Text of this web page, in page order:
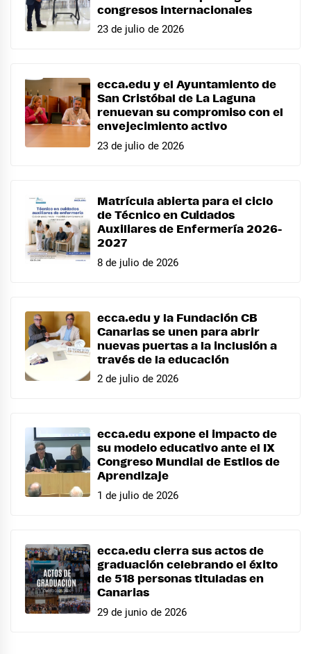
congresos internacionales
23 de julio de 2026
ecca.edu y el Ayuntamiento de
San Cristóbal de La Laguna
renuevan su compromiso con el
envejecimiento activo
23 de julio de 2026
Matrícula abierta para el ciclo
de Técnico en Cuidados
Auxiliares de Enfermería 2026-
2027
8 de julio de 2026
ecca.edu y la Fundación CB
Canarias se unen para abrir
nuevas puertas a la inclusión a
través de la educación
2 de julio de 2026
ecca.edu expone el impacto de
su modelo educativo ante el IX
Congreso Mundial de Estilos de
Aprendizaje
1 de julio de 2026
ecca.edu cierra sus actos de
graduación celebrando el éxito
de 518 personas tituladas en
Canarias
29 de junio de 2026